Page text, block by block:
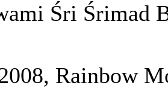
Śri Śrimad
Rainbow